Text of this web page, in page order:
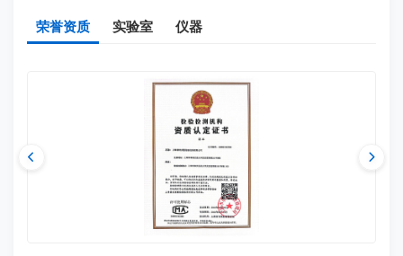
荣誉资质 实验室 仪器